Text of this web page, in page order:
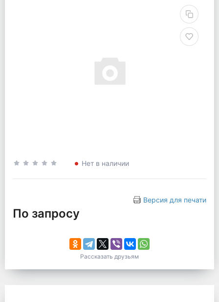
Нет в наличии
Версия для печати
По запросу
Рассказать друзьям